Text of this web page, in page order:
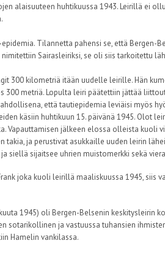
alaisuuteen huhtikuussa 1943. Leirillä ei
Tilannetta pahensi se, että Bergen-
Sairasleiriksi, se oli siis tarkoitettu
300 kilometriä itään uudelle leirille. Hän
300 metriä. Lopulta leiri päätettiin jättää
että tautiepidemia leviäisi myös
käsiin huhtikuun 15. päivänä 1945. Olot
jälkeen elossa olleista kuoli
ja perustivat asukkaille uuden leirin
siellä sijaitsee uhrien muistomerkki sekä
joka kuoli leirillä maaliskuussa 1945, siis
1945) oli Bergen-Belsenin keskitysleirin
sotarikollinen ja vastuussa tuhansien
Hamelin vankilassa.